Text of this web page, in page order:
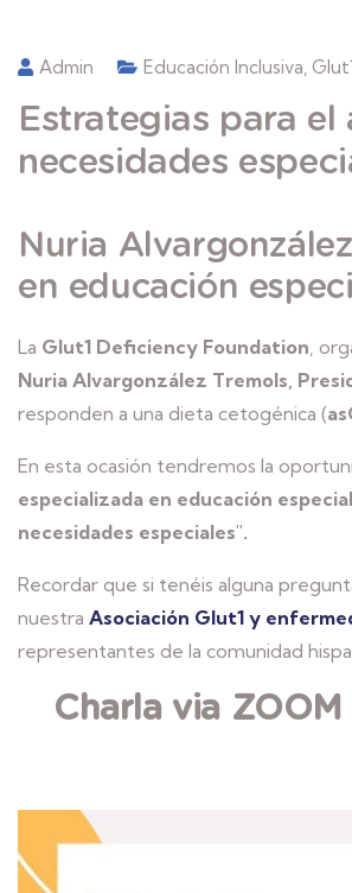
Admin Educación Inclusiva, Glut1
Estrategias para
necesidades
Nuria
en educación
La Glut1 Deficiency Foundation,
Nuria Alvargonzález Tremols,
responden a una dieta cetogénica (
En esta ocasión tendremos la
especializada en educación especial
necesidades especiales".
Recordar que si tenéis alguna
nuestra Asociación Glut1 y
representantes de la comunidad
Charla via